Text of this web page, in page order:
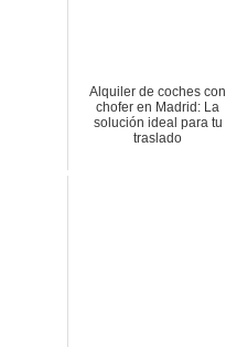
Alquiler de coches con
chofer en Madrid: La
solución ideal para tu
traslado